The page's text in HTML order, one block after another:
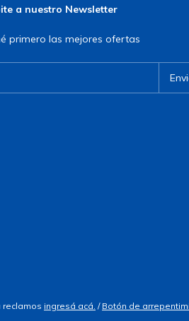
a nuestro Newsletter
primero las mejores ofertas
reclamos ingresá acá. / Botón de